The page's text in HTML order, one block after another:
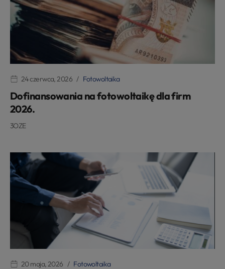
24 czerwca, 2026 Fotowoltaika
Dofinansowania na fotowoltaikę dla firm
2026.
3OZE
20 maja, 2026 Fotowoltaika